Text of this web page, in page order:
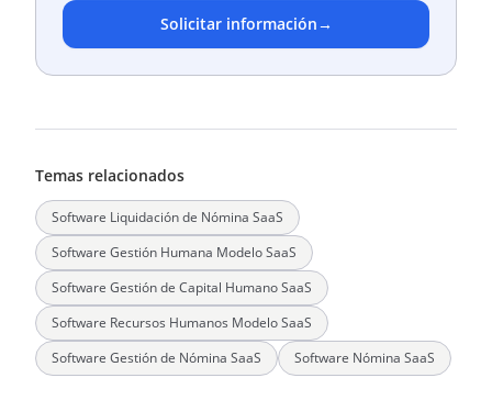
Solicitar información→
Temas relacionados
Software Liquidación de Nómina SaaS
Software Gestión Humana Modelo SaaS
Software Gestión de Capital Humano SaaS
Software Recursos Humanos Modelo SaaS
Software Gestión de Nómina SaaS
Software Nómina SaaS